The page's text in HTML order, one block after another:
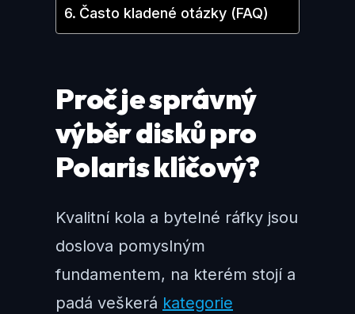
Často kladené otázky (FAQ)
Proč je správný
výběr disků pro
Polaris klíčový?
Kvalitní kola a bytelné ráfky jsou
doslova pomyslným
fundamentem, na kterém stojí a
padá veškerá kategorie